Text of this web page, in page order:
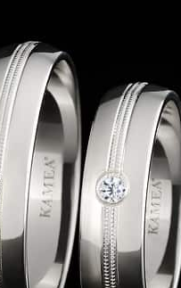
5,0 mm. Na šperk
dielni s 27-ročnou
Náš zlatnícky tím vám
Puncovou
webstránke